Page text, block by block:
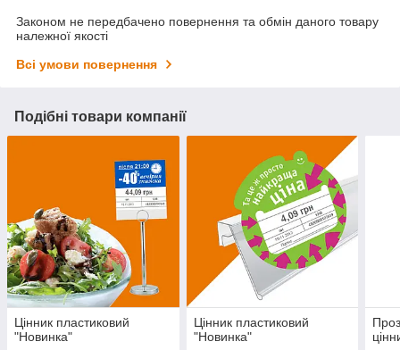
Законом не передбачено повернення та обмін даного товару
належної якості
Всі умови повернення
Подібні товари компанії
Цінник пластиковий
"Новинка"
Цінник пластиковий
"Новинка"